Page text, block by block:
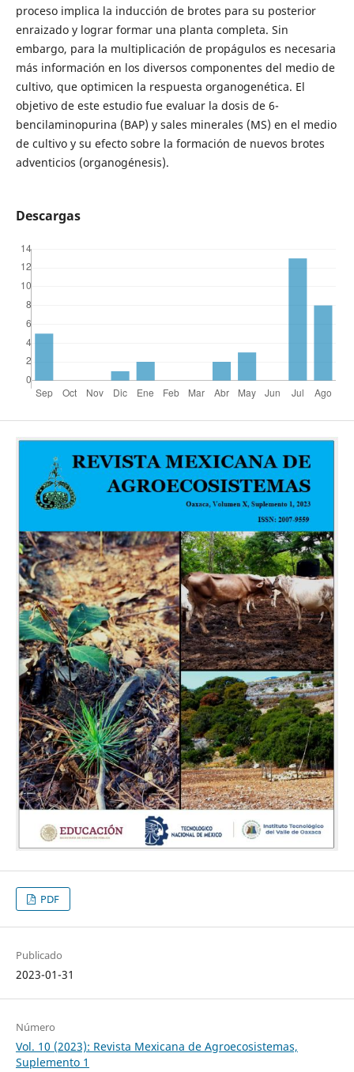
proceso implica la inducción de brotes para su posterior
enraizado y lograr formar una planta completa. Sin
embargo, para la multiplicación de propágulos es necesaria
más información en los diversos componentes del medio de
cultivo, que optimicen la respuesta organogenética. El
objetivo de este estudio fue evaluar la dosis de 6-
bencilaminopurina (BAP) y sales minerales (MS) en el medio
de cultivo y su efecto sobre la formación de nuevos brotes
adventicios (organogénesis).
Descargas
PDF
Publicado
2023-01-31
Número
Vol. 10 (2023): Revista Mexicana de Agroecosistemas,
Suplemento 1